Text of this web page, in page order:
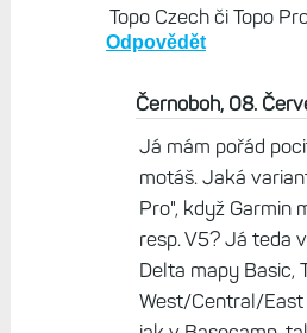
Topo Czech či Topo
Odpovědět
Černoboh, 08.
Já mám pořád
motáš. Jaká
Pro", když Garmin
resp. V5? Já teda
Delta mapy Basic,
West/Central/East